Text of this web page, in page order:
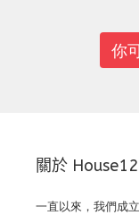
你
關於
一直以來，我們成